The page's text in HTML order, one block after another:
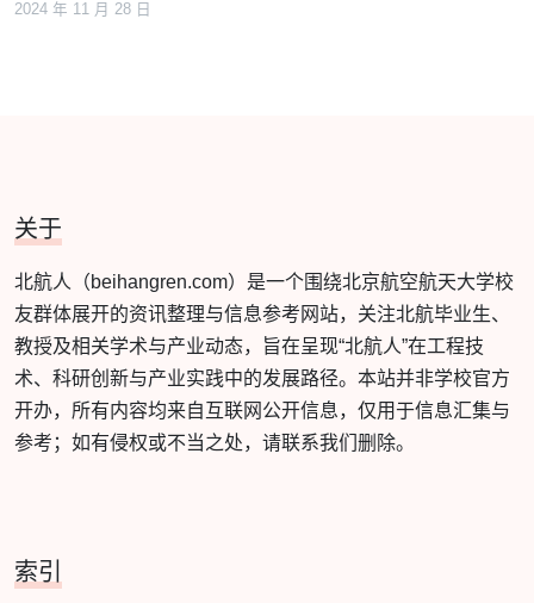
2024 年 11 月 28 日
关于
北航人（beihangren.com）是一个围绕北京航空航天大学校
友群体展开的资讯整理与信息参考网站，关注北航毕业生、
教授及相关学术与产业动态，旨在呈现“北航人”在工程技
术、科研创新与产业实践中的发展路径。本站并非学校官方
开办，所有内容均来自互联网公开信息，仅用于信息汇集与
参考；如有侵权或不当之处，请联系我们删除。
索引